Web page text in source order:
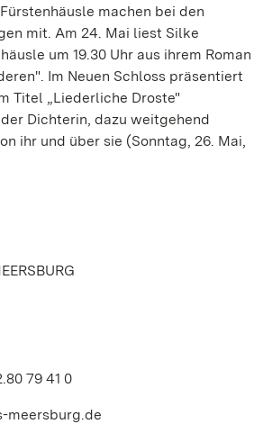
machen bei den
mit. Am 24. Mai liest Silke
um 19.30 Uhr aus ihrem Roman
Im Neuen Schloss präsentiert
Titel „Liederliche Droste"
Dichterin, dazu weitgehend
ihr und über sie (Sonntag, 26. Mai,
79 41 0
meersburg.de